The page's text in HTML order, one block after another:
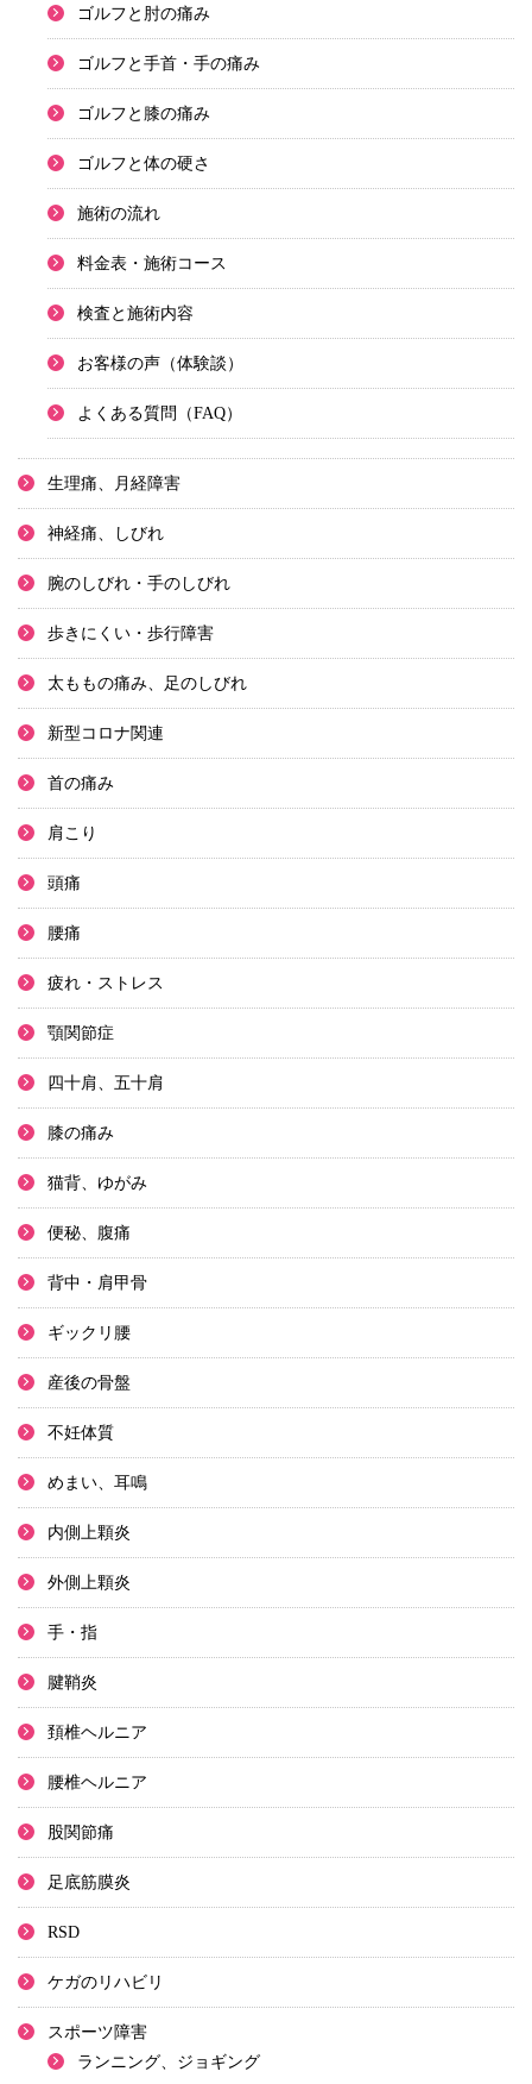
ゴルフと肘の痛み
ゴルフと手首・手の痛み
ゴルフと膝の痛み
ゴルフと体の硬さ
施術の流れ
料金表・施術コース
検査と施術内容
お客様の声（体験談）
よくある質問（FAQ）
生理痛、月経障害
神経痛、しびれ
腕のしびれ・手のしびれ
歩きにくい・歩行障害
太ももの痛み、足のしびれ
新型コロナ関連
首の痛み
肩こり
頭痛
腰痛
疲れ・ストレス
顎関節症
四十肩、五十肩
膝の痛み
猫背、ゆがみ
便秘、腹痛
背中・肩甲骨
ギックリ腰
産後の骨盤
不妊体質
めまい、耳鳴
内側上顆炎
外側上顆炎
手・指
腱鞘炎
頚椎ヘルニア
腰椎ヘルニア
股関節痛
足底筋膜炎
RSD
ケガのリハビリ
スポーツ障害
ランニング、ジョギング